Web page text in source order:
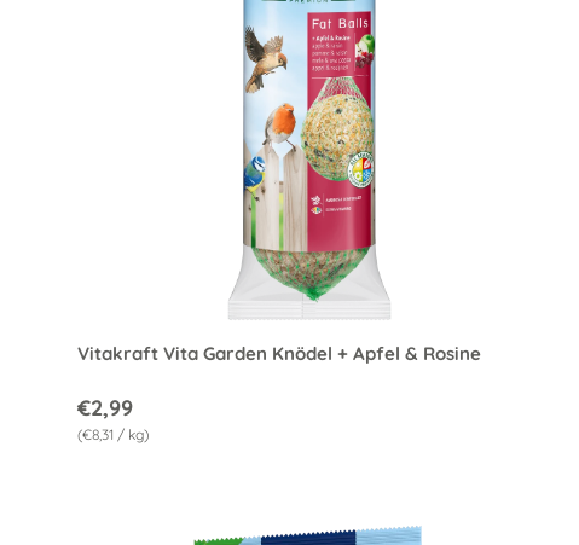
Vitakraft Vita Garden Knödel + Apfel & Rosine
€2,99
Grundpreis
€8,31 / kg